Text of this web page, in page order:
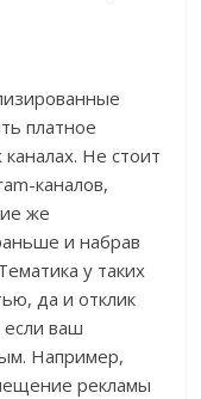
платное
Не стоит
каналов,
же
и набрав
у таких
да и отклик
ваш
Например,
рекламы